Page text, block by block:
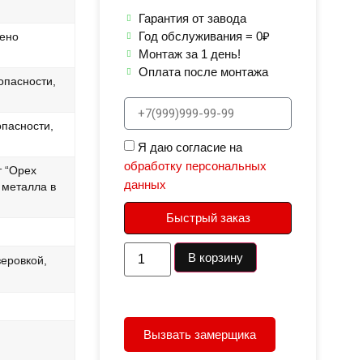
“Орех
металла в
Гарантия от завода
Год обслуживания = 0₽
Монтаж за 1 день!
Оплата после монтажа
Я даю согласие на
обработку персональных
данных
Быстрый заказ
В корзину
Вызвать замерщика